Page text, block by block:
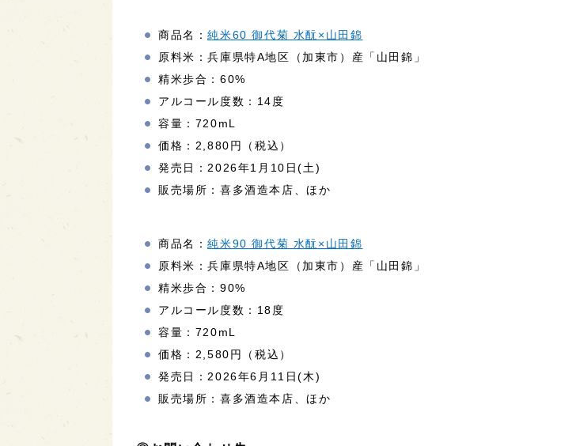
商品名：純米60 御代菊 水酛×山田錦
原料米：兵庫県特A地区（加東市）産「山田錦」
精米歩合：60%
アルコール度数：14度
容量：720mL
価格：2,880円（税込）
発売日：2026年1月10日(土)
販売場所：喜多酒造本店、ほか
商品名：純米90 御代菊 水酛×山田錦
原料米：兵庫県特A地区（加東市）産「山田錦」
精米歩合：90%
アルコール度数：18度
容量：720mL
価格：2,580円（税込）
発売日：2026年6月11日(木)
販売場所：喜多酒造本店、ほか